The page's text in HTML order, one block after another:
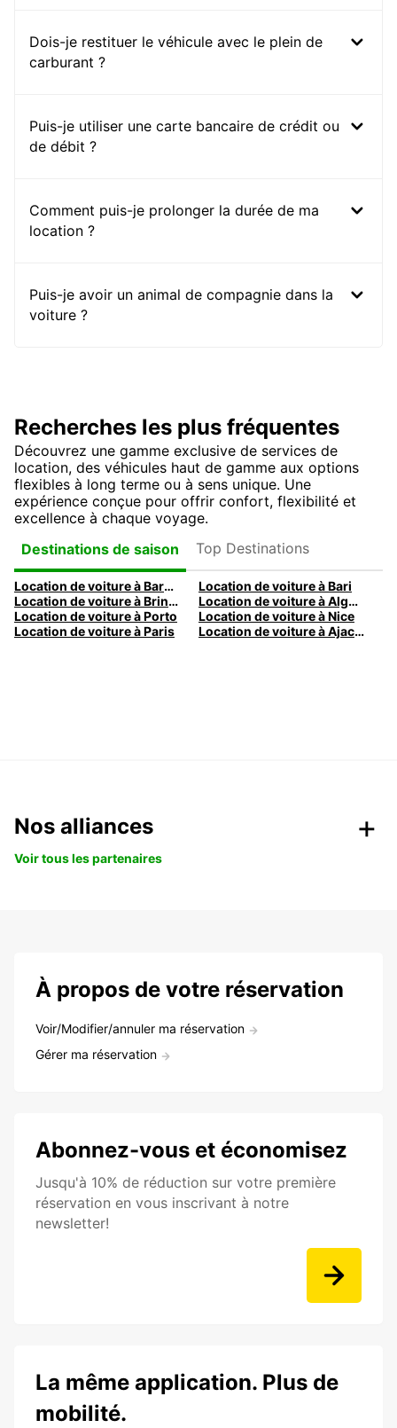
Dois-je restituer le véhicule avec le plein de
carburant ?
Puis-je utiliser une carte bancaire de crédit ou
de débit ?
Comment puis-je prolonger la durée de ma
location ?
Puis-je avoir un animal de compagnie dans la
voiture ?
Recherches les plus fréquentes
Découvrez une gamme exclusive de services de
location, des véhicules haut de gamme aux options
flexibles à long terme ou à sens unique. Une
expérience conçue pour offrir confort, flexibilité et
excellence à chaque voyage.
Destinations de saison
Top Destinations
Location de voiture à Barcelone
Location de voiture à Bari
Location de voiture à Brindisi
Location de voiture à Alghero
Location de voiture à Porto
Location de voiture à Nice
Location de voiture à Paris
Location de voiture à Ajaccio
Nos alliances
Voir tous les partenaires
À propos de votre réservation
Voir/Modifier/annuler ma réservation
Gérer ma réservation
Abonnez-vous et économisez
Jusqu'à 10% de réduction sur votre première
réservation en vous inscrivant à notre
newsletter!
La même application. Plus de
mobilité.